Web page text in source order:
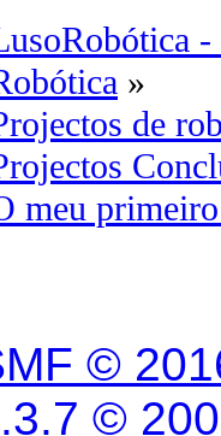
-
»
de
meu
©
©